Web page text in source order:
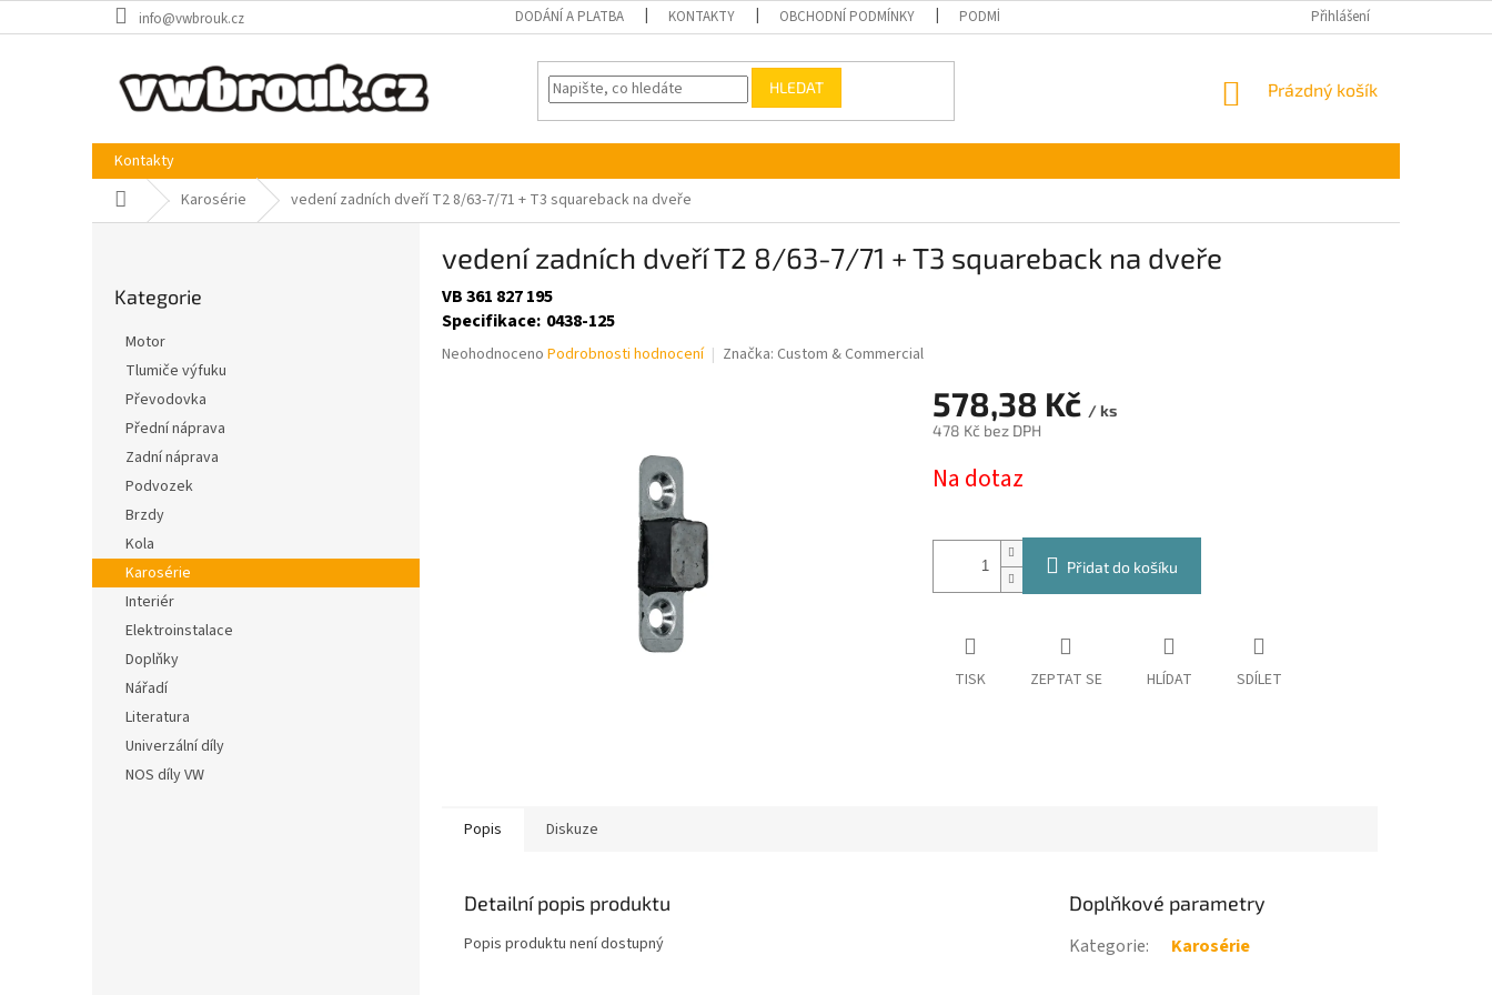
na
info@vwbrouk.cz DODÁNÍ A PLATBA KONTAKTY OBCHODNÍ PODMÍNKY PODMÍNKY OCHRANY OSOBNÍCH ÚDAJŮ Přihlášení
HLEDAT
NÁKUPNÍ
Prázdný košík
Kontakty
Domů Karosérie vedení zadních dveří T2 8/63-7/71 + T3 squareback na dveře
l
kategorie
Kategorie
Motor
Tlumiče výfuku
Převodovka
Přední náprava
Zadní náprava
Podvozek
Brzdy
Kola
Karosérie
Interiér
Elektroinstalace
Doplňky
Nářadí
Literatura
Univerzální díly
NOS díly VW
vedení zadních dveří T2 8/63-7/71 + T3 squareback na dveře
VB 361 827 195
Specifikace: 0438-125
Průměrné
Neohodnoceno Podrobnosti hodnocení Značka: Custom & Commercial
578,38 Kč / ks
478 Kč bez DPH
cena:
Na dotaz
Přidat do košíku
TISK ZEPTAT SE HLÍDAT SDÍLET
Popis Diskuze
Detailní popis produktu
Popis produktu není dostupný
Doplňkové parametry
Kategorie: Karosérie